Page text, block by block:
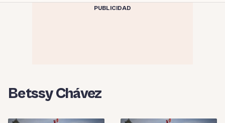
PUBLICIDAD
Betssy Chávez